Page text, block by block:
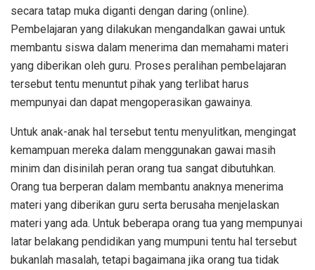
secara tatap muka diganti dengan daring (online).
Pembelajaran yang dilakukan mengandalkan gawai untuk
membantu siswa dalam menerima dan memahami materi
yang diberikan oleh guru. Proses peralihan pembelajaran
tersebut tentu menuntut pihak yang terlibat harus
mempunyai dan dapat mengoperasikan gawainya.
Untuk anak-anak hal tersebut tentu menyulitkan, mengingat
kemampuan mereka dalam menggunakan gawai masih
minim dan disinilah peran orang tua sangat dibutuhkan.
Orang tua berperan dalam membantu anaknya menerima
materi yang diberikan guru serta berusaha menjelaskan
materi yang ada. Untuk beberapa orang tua yang mempunyai
latar belakang pendidikan yang mumpuni tentu hal tersebut
bukanlah masalah, tetapi bagaimana jika orang tua tidak